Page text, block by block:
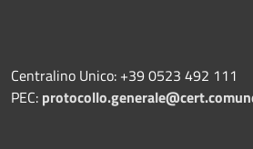
Centralino Unico: +39 0523 492 111
PEC: